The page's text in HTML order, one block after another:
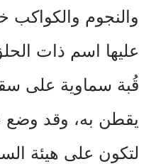
والنجوم والكواكب
عليها اسم ذات
قُبة سماوية على
يقطن به، وقد وضع
لتكون على هيئة